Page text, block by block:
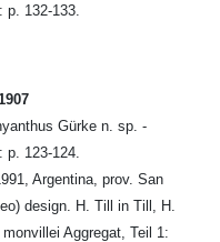
132-133.
Gürke n. sp. -
123-124.
Argentina, prov. San
design. H. Till in Till, H.
Aggregat, Teil 1: